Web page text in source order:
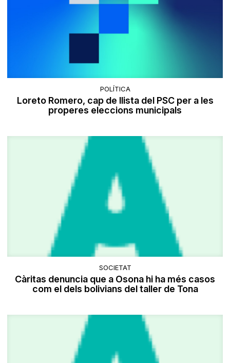
POLÍTICA
Loreto Romero, cap de llista del PSC per a les
properes eleccions municipals
SOCIETAT
Càritas denuncia que a Osona hi ha més casos
com el dels bolivians del taller de Tona